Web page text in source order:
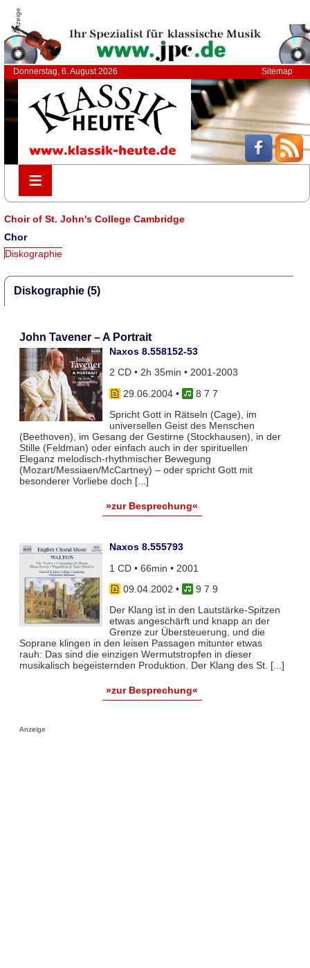
Anzeige
Donnerstag, 6. August 2026 Sitemap
≡
≡
Choir of St. John's College Cambridge
Chor
Diskographie
Diskographie (5)
John Tavener – A Portrait
Naxos 8.558152-53
2 CD • 2h 35min • 2001-2003
29.06.2004•
8 7 7
Spricht Gott in Rätseln (Cage), im
universellen Geist des Menschen
(Beethoven), im Gesang der Gestirne (Stockhausen), in der
Stille (Feldman) oder einfach auch in der spirituellen
Eleganz melodisch-rhythmischer Bewegung
(Mozart/Messiaen/McCartney) – oder spricht Gott mit
besonderer Vorliebe doch [...]
»zur Besprechung«
Naxos 8.555793
1 CD • 66min • 2001
09.04.2002 •
9 7 9
Der Klang ist in den Lautstärke-Spitzen
etwas angeschärft und knapp an der
Grenze zur Übersteuerung, und die
Soprane klingen in den leisen Passagen mitunter etwas
rauh: Das sind die einzigen Wermutstropfen in dieser
musikalisch begeisternden Produktion. Der Klang des St. [...]
»zur Besprechung«
Anzeige